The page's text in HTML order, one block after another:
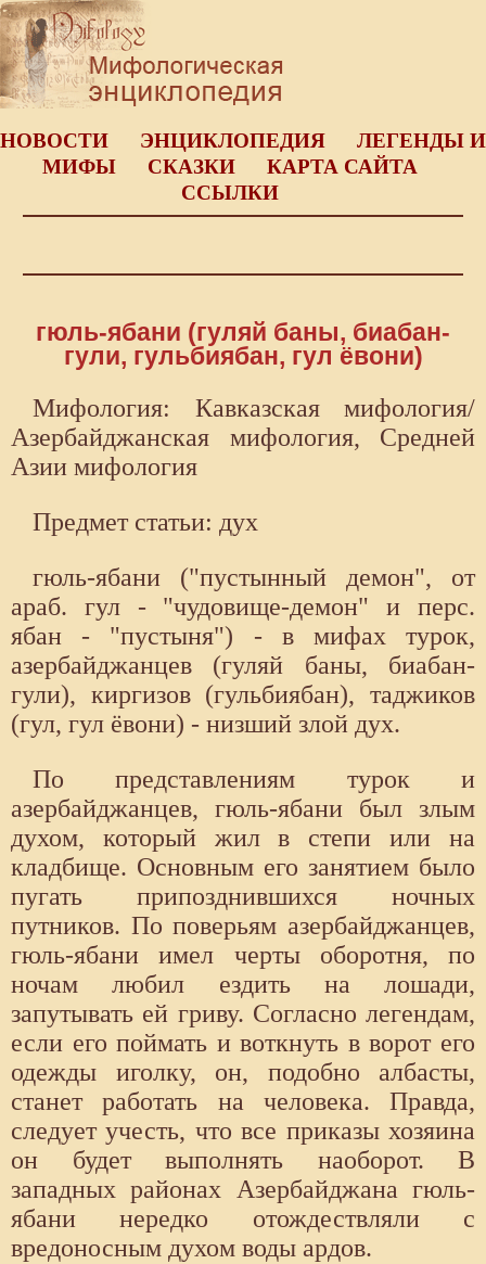
НОВОСТИ ЭНЦИКЛОПЕДИЯ
ЛЕГЕНДЫ И
МИФЫ
СКАЗКИ
КАРТА САЙТА
ССЫЛКИ
гюль-ябани (гуляй баны, биабан-
гули, гульбиябан, гул ёвони)
Мифология: Кавказская мифология/
Азербайджанская мифология, Средней
Азии мифология
Предмет статьи: дух
гюль-ябани ("пустынный демон", от
араб. гул - "чудовище-демон" и перс.
ябан - "пустыня") - в мифах турок,
азербайджанцев (гуляй баны, биабан-
гули), киргизов (гульбиябан), таджиков
(гул, гул ёвони) - низший злой дух.
По представлениям турок и
азербайджанцев, гюль-ябани был злым
духом, который жил в степи или на
кладбище. Основным его занятием было
пугать припозднившихся ночных
путников. По поверьям азербайджанцев,
гюль-ябани имел черты оборотня, по
ночам любил ездить на лошади,
запутывать ей гриву. Согласно легендам,
если его поймать и воткнуть в ворот его
одежды иголку, он, подобно албасты,
станет работать на человека. Правда,
следует учесть, что все приказы хозяина
он будет выполнять наоборот. В
западных районах Азербайджана гюль-
ябани нередко отождествляли с
вредоносным духом воды ардов.